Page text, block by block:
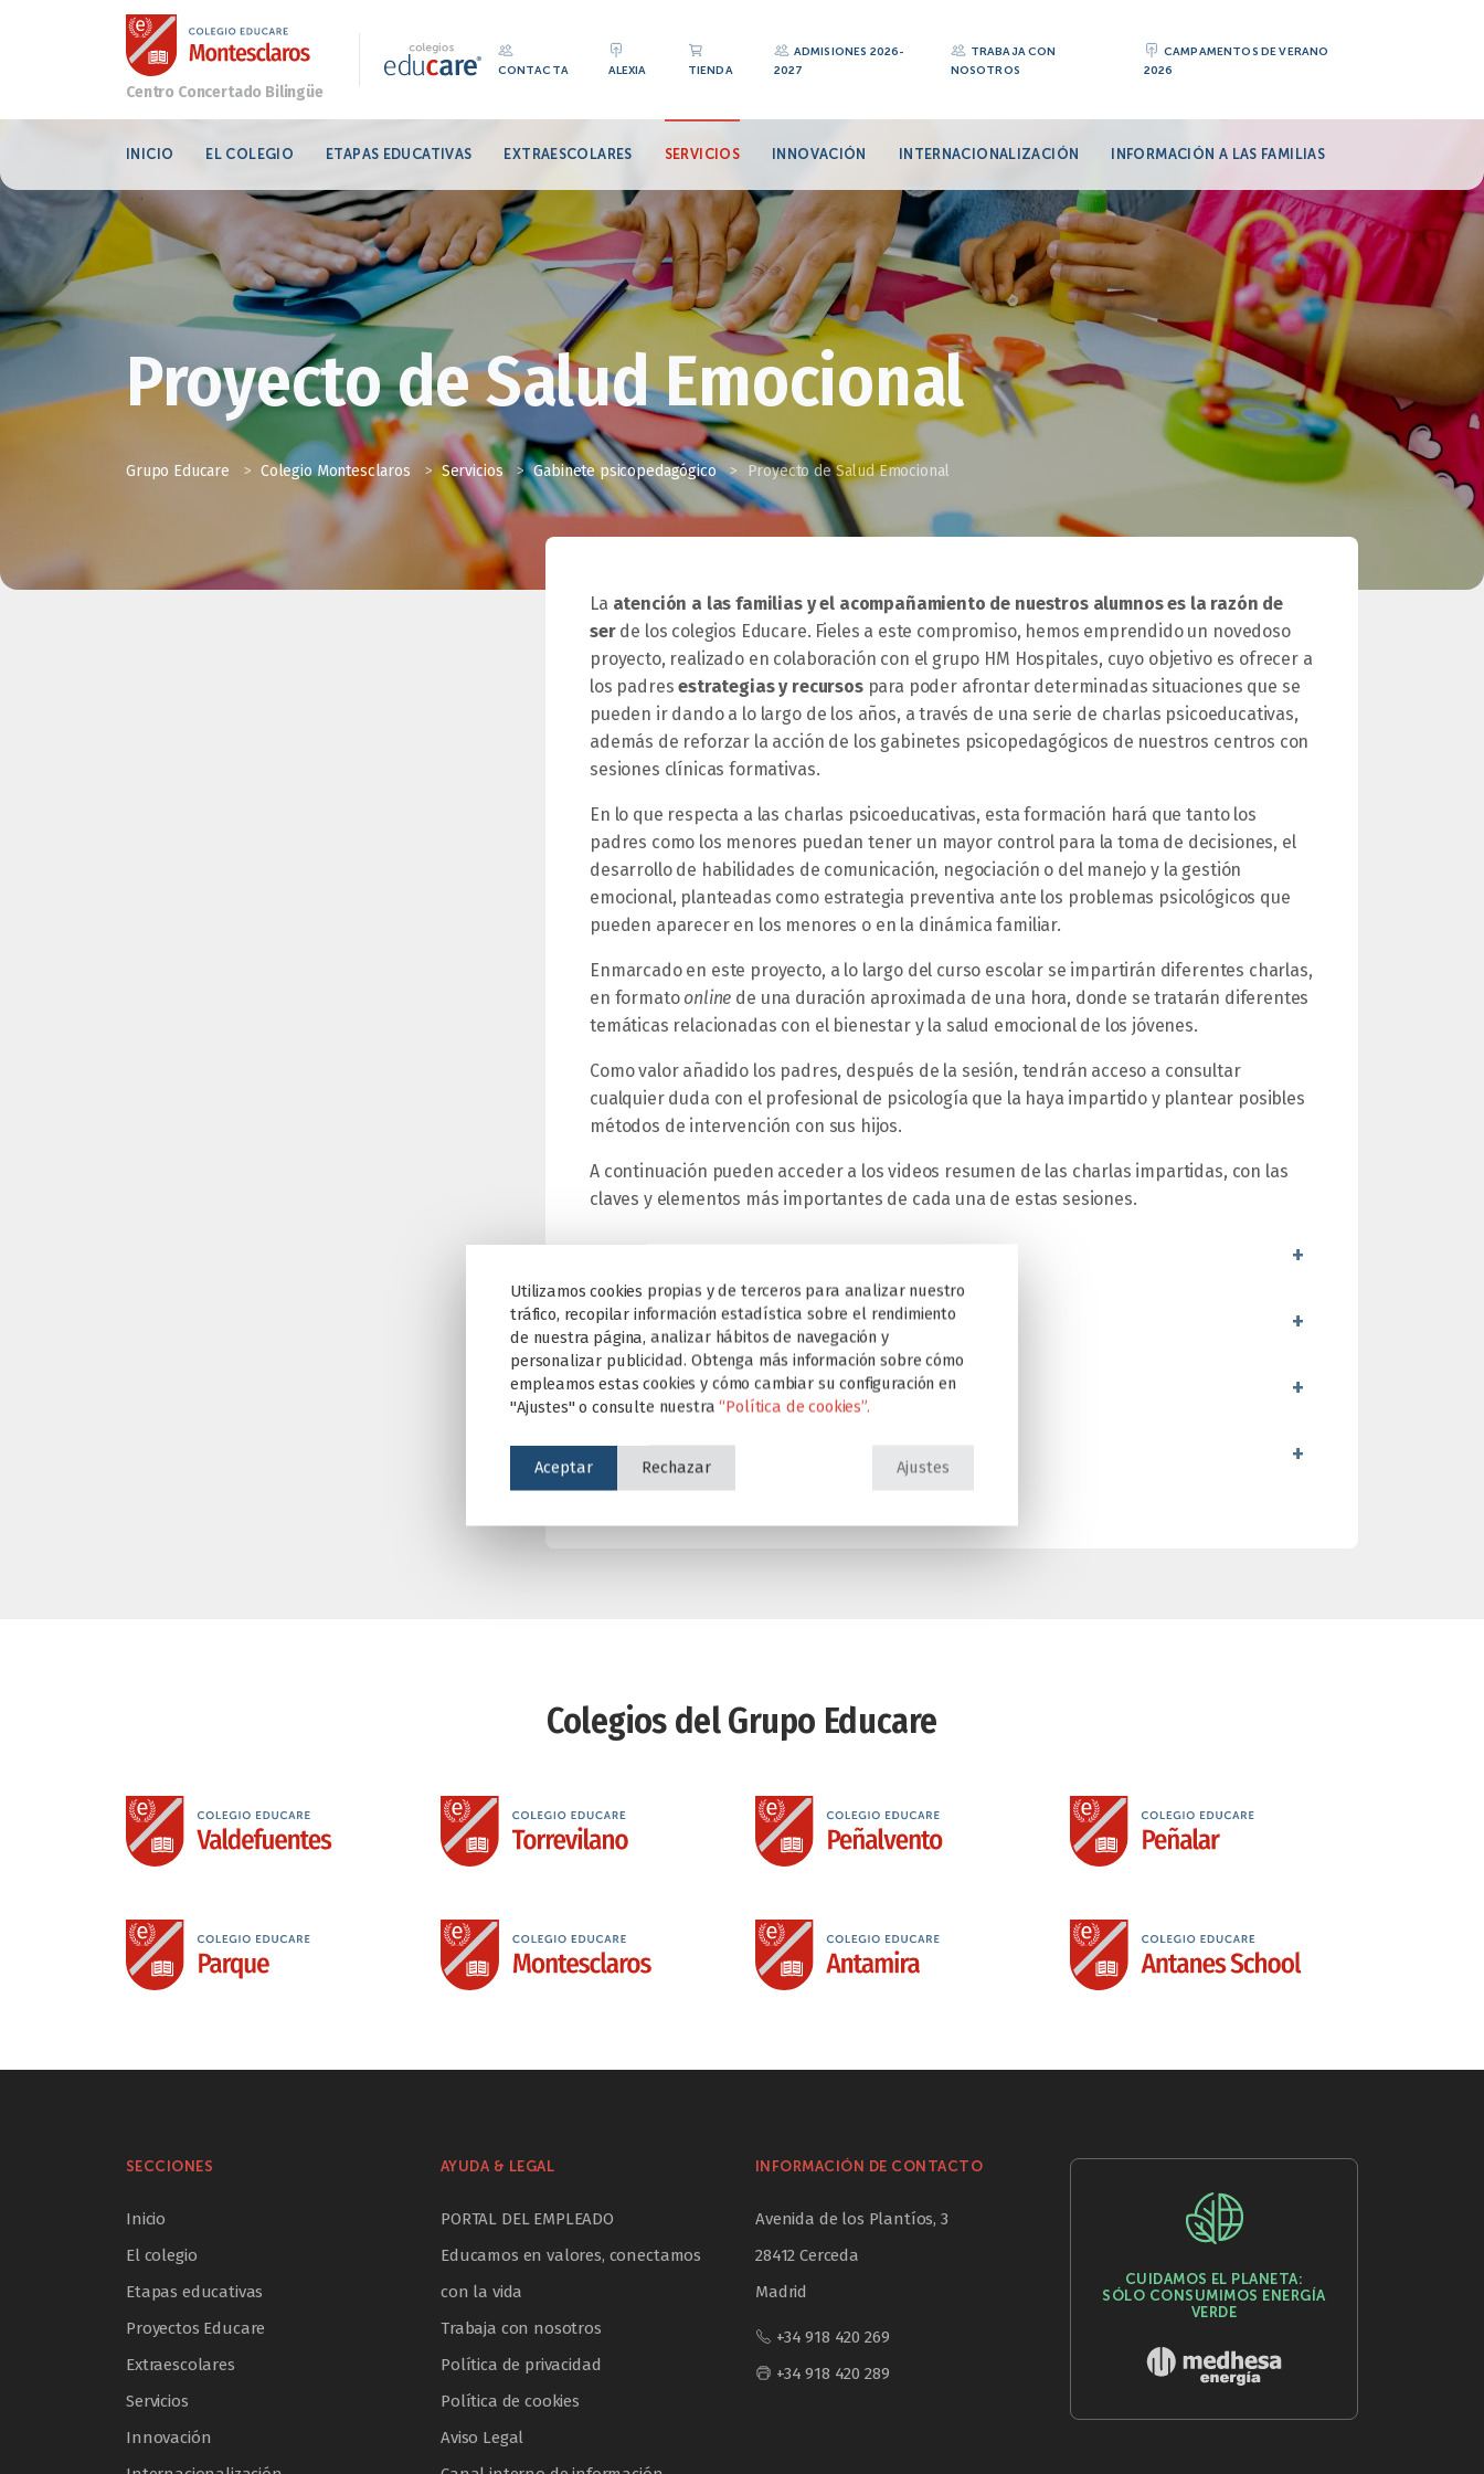
CONTACTA ALEXIA TIENDA
ADMISIONES 2026-
2027
TRABAJA CON
NOSOTROS
CAMPAMENTOS DE VERANO
2026
INICIO EL COLEGIO ETAPAS EDUCATIVAS EXTRAESCOLARES SERVICIOS INNOVACIÓN INTERNACIONALIZACIÓN INFORMACIÓN A LAS FAMILIAS
Proyecto de Salud Emocional
Grupo Educare > Colegio Montesclaros > Servicios > Gabinete psicopedagógico > Proyecto de Salud Emocional
La atención a las familias y el acompañamiento de nuestros alumnos es la razón de
serde los colegios Educare. Fieles a este compromiso, hemos emprendido un novedoso
proyecto, realizado en colaboración con el grupo HM Hospitales, cuyo objetivo es ofrecer a
los padresestrategias y recursospara poder afrontar determinadas situaciones que se
pueden ir dando a lo largo de los años, a través de una serie de charlas psicoeducativas,
además de reforzar la acción de los gabinetes psicopedagógicos de nuestros centros con
sesiones clínicas formativas.
En lo que respecta a las charlas psicoeducativas, esta formación hará que tanto los
padres como los menores puedan tener un mayor control para la toma de decisiones, el
desarrollo de habilidades de comunicación, negociación o del manejo y la gestión
emocional, planteadas como estrategia preventiva ante los problemas psicológicos que
pueden aparecer en los menores o en la dinámica familiar.
Enmarcado en este proyecto, a lo largo del curso escolar se impartirán diferentes charlas,
en formato online de una duración aproximada de una hora, donde se tratarán diferentes
temáticas relacionadas con el bienestar y la salud emocional de los jóvenes.
Como valor añadido los padres, después de la sesión, tendrán acceso a consultar
cualquier duda con el profesional de psicología que la haya impartido y plantear posibles
métodos de intervención con sus hijos.
A continuación pueden acceder a los videos resumen de las charlas impartidas, con las
claves y elementos más importantes de cada una de estas sesiones.
+
CURSO 2024-2025 +
CURSO 2023-2024 +
CURSO 2022-2023 +
Colegios del Grupo Educare
SECCIONES
Inicio
El colegio
Etapas educativas
Proyectos Educare
Extraescolares
Servicios
Innovación
AYUDA & LEGAL
PORTAL DEL EMPLEADO
Educamos en valores, conectamos
con la vida
Trabaja con nosotros
Política de privacidad
Política de cookies
Aviso Legal
INFORMACIÓN DE CONTACTO
Avenida de los Plantíos, 3
28412 Cerceda
Madrid
+34 918 420 269
+34 918 420 289
CUIDAMOS EL PLANETA:
SÓLO CONSUMIMOS ENERGÍA
VERDE
Utilizamos cookies propias y de terceros para analizar nuestro
tráfico, recopilar información estadística sobre el rendimiento
de nuestra página, analizar hábitos de navegación y
personalizar publicidad. Obtenga más información sobre cómo
empleamos estas cookies y cómo cambiar su configuración en
"Ajustes" o consulte nuestra“Política de cookies”.
Aceptar Rechazar Ajustes